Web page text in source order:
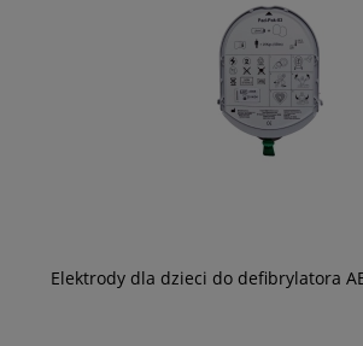
Elektrody dla dzieci do defibrylatora